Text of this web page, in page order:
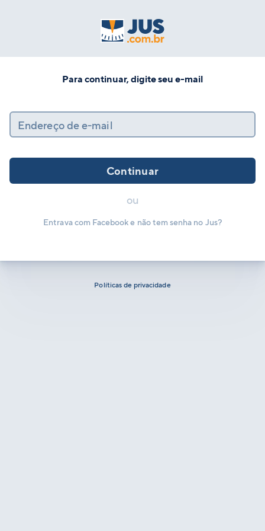
Para continuar, digite seu e-mail
Endereço de e-mail
Continuar
ou
Entrava com Facebook e não tem senha no Jus?
Políticas de privacidade